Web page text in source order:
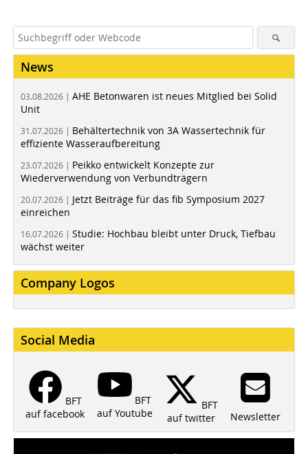
News
03.08.2026 | AHE Betonwaren ist neues Mitglied bei Solid
Unit
31.07.2026 | Behältertechnik von 3A Wassertechnik für
effiziente Wasseraufbereitung
23.07.2026 | Peikko entwickelt Konzepte zur
Wiederverwendung von Verbundträgern
20.07.2026 | Jetzt Beiträge für das fib Symposium 2027
einreichen
16.07.2026 | Studie: Hochbau bleibt unter Druck, Tiefbau
wächst weiter
Company Logos
Social Media
BFT
auf facebook
BFT
auf Youtube
BFT
auf twitter
Newsletter